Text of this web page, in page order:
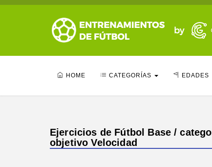
HOME CATEGORÍAS EDADES
Ejercicios de Fútbol Base /
objetivo Velocidad